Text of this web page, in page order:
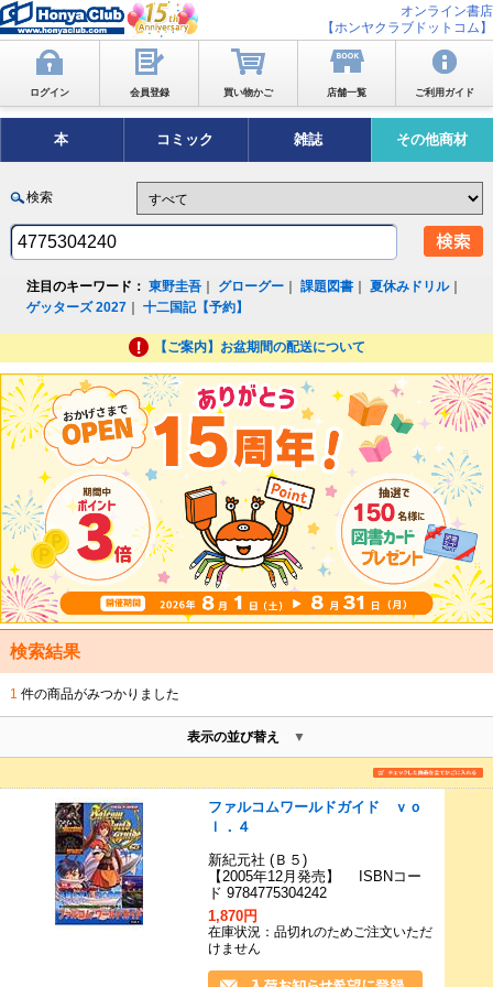
オンライン書店
【ホンヤクラブドットコム】
ログイン 会員登録 買い物かご 店舗一覧 ご利用ガイド
本 コミック 雑誌 その他商材
検索
注目のキーワード： 東野圭吾 グローグー ｜課題図書 ｜夏休みドリル｜
ゲッターズ 2027 ｜十二国記【予約】
【ご案内】お盆期間の配送について
検索結果
1 件の商品がみつかりました
表示の並び替え
ファルコムワールドガイド ｖｏ
ｌ．４
新紀元社 (Ｂ５)
【2005年12月発売】 ISBNコー
ド 9784775304242
1,870円
在庫状況：品切れのためご注文いただ
けません